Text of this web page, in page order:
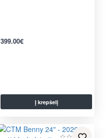
399.00€
Į krepšelį